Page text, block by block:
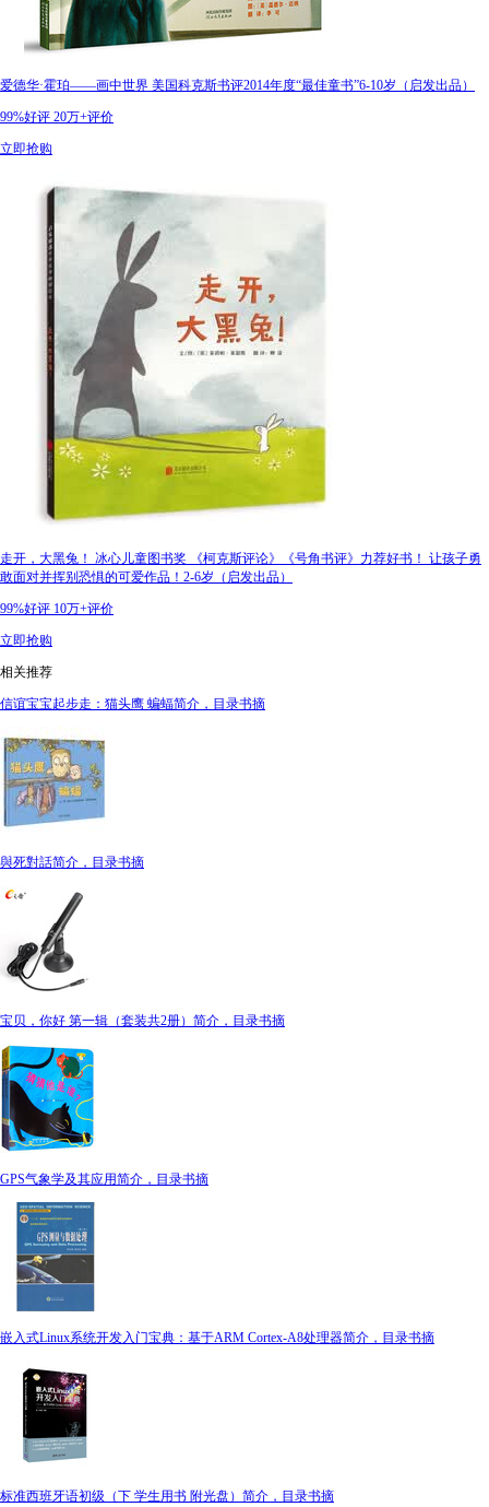
爱德华·霍珀——画中世界 美国科克斯书评2014年度“最佳童书”6-10岁（启发出品）
99%好评 20万+评价
立即抢购
走开，大黑兔！ 冰心儿童图书奖 《柯克斯评论》《号角书评》力荐好书！ 让孩子勇
敢面对并挥别恐惧的可爱作品！2-6岁（启发出品）
99%好评 10万+评价
立即抢购
相关推荐
信谊宝宝起步走：猫头鹰 蝙蝠简介，目录书摘
與死對話简介，目录书摘
宝贝，你好 第一辑（套装共2册）简介，目录书摘
GPS气象学及其应用简介，目录书摘
嵌入式Linux系统开发入门宝典：基于ARM Cortex-A8处理器简介，目录书摘
标准西班牙语初级（下 学生用书 附光盘）简介，目录书摘